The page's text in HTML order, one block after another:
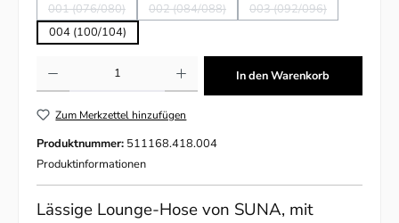
001 (076/080)(Diese Option ist zurzeit nicht verfügbar.)
002 (084/088)(Diese Option ist zurzeit nicht verfügbar.)
003 (092/096)
(Diese Option ist
004 (100/104)
In den Warenkorb
Zum Merkzettel hinzufügen
Produktnummer: 511168.418.004
Produktinformationen
Lässige Lounge-Hose von SUNA, mit